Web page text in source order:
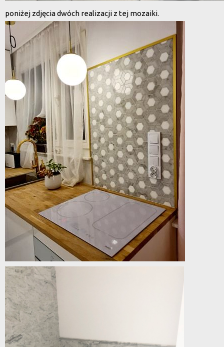
poniżej zdjęcia dwóch realizacji z tej mozaiki.